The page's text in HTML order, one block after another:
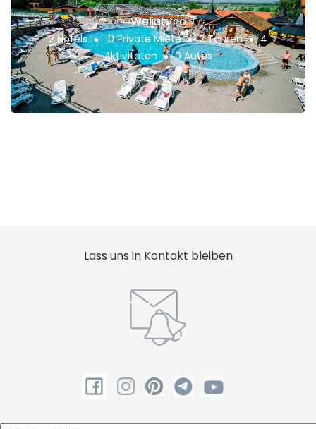
Weljatyno
2 Hotels 0 Private Miete 2 Touren
4
Aktivitäten
0 Autos
Lass uns in Kontakt bleiben